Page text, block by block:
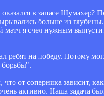
в запасе Шумахер?
больше из
матч я счел нужным
ребят на победу. Потому
борьбы".
что от соперника зависит,
активно. Наша задача